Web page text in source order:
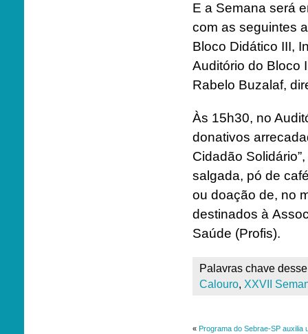
E a Semana será
com as seguintes
Bloco Didático III,
Auditório do Bloco
Rabelo Buzalaf,
Às 15h30, no
donativos
Cidadão
salgada, pó de
ou doação de, no
destinados à
Saúde (Profis).
Palavras chave
Calouro, XXVII
« Programa do Sebrae-SP